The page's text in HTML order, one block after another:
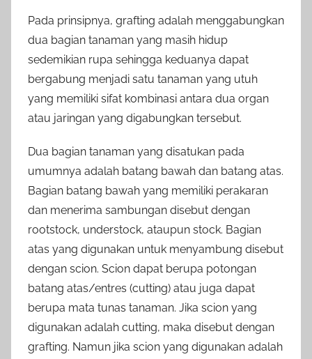
Pada prinsipnya, grafting adalah menggabungkan
dua bagian tanaman yang masih hidup
sedemikian rupa sehingga keduanya dapat
bergabung menjadi satu tanaman yang utuh
yang memiliki sifat kombinasi antara dua organ
atau jaringan yang digabungkan tersebut.
Dua bagian tanaman yang disatukan pada
umumnya adalah batang bawah dan batang atas.
Bagian batang bawah yang memiliki perakaran
dan menerima sambungan disebut dengan
rootstock, understock, ataupun stock. Bagian
atas yang digunakan untuk menyambung disebut
dengan scion. Scion dapat berupa potongan
batang atas/entres (cutting) atau juga dapat
berupa mata tunas tanaman. Jika scion yang
digunakan adalah cutting, maka disebut dengan
grafting. Namun jika scion yang digunakan adalah